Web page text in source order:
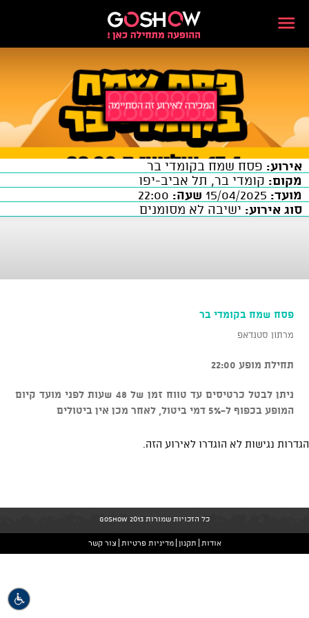
אירוע: פסח שמח בקומדי בר
מקום: קומדי בר, תל אביב-יפו
מועד:
שעה:
סוג אירוע: ישיבה לא מסומנים
פסח שמח בקומדי בר
מרתון סטנדאפ
תחילת מופע 22:00
ניתן לבטל כרטיסים עד טווח זמן של 48 שעות לפני מועד קיום
המופע בכפוף ל-5% דמי ביטול, לאחר מכן אין ביטולים
הגדרות נגישות לא הוגדרו לאירוע הזה.
כל הזכויות שמורות GoShow 2013
אודות תקנון מדיניות פרטיות צור קשר